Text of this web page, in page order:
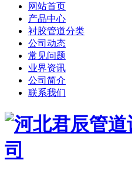
网站首页
产品中心
衬胶管道分类
公司动态
常见问题
业界资讯
公司简介
联系我们